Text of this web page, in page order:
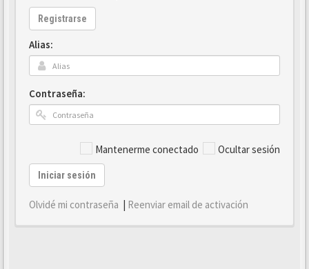
Registrarse
Alias:
Contraseña:
Mantenerme conectado Ocultar sesión
Iniciar sesión
Olvidé mi contraseña | Reenviar email de activación